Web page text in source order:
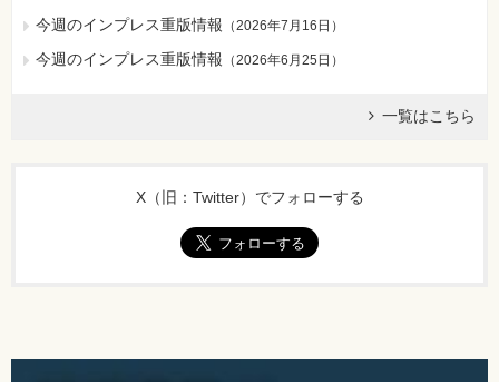
今週のインプレス重版情報 （2026年7月16日 ）
今週のインプレス重版情報 （2026年6月25日 ）
一覧はこちら
X（旧：Twitter）でフォローする